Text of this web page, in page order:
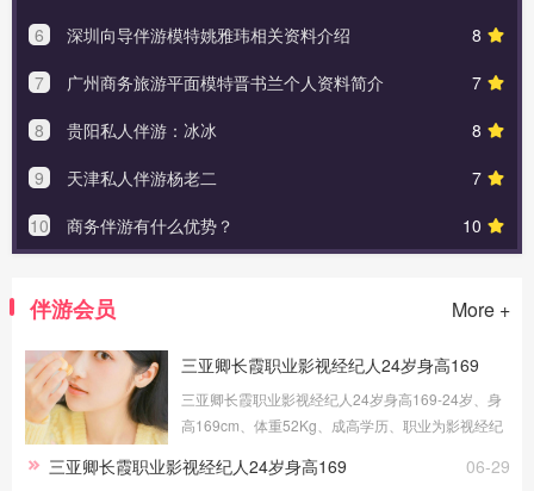
8
6
深圳向导伴游模特姚雅玮相关资料介绍
7
7
广州商务旅游平面模特晋书兰个人资料简介
8
8
贵阳私人伴游：冰冰
7
9
天津私人伴游杨老二
10
10 商务伴游有什么优势？
伴游会员 More +
三亚卿长霞职业影视经纪人24岁身高169
三亚卿长霞职业影视经纪人24岁身高169-24岁、身
高169cm、体重52Kg、成高学历、职业为影视经纪
做过礼仪、采购、试吃员工作，这些宝贵的工作经
06-29
三亚卿长霞职业影视经纪人24岁身高169